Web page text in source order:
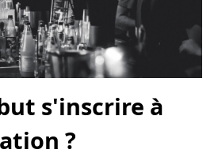
s'inscrire à
?